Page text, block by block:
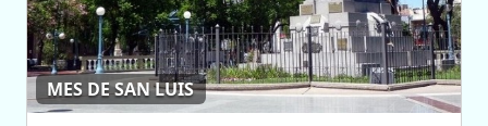
MES DE SAN LUIS